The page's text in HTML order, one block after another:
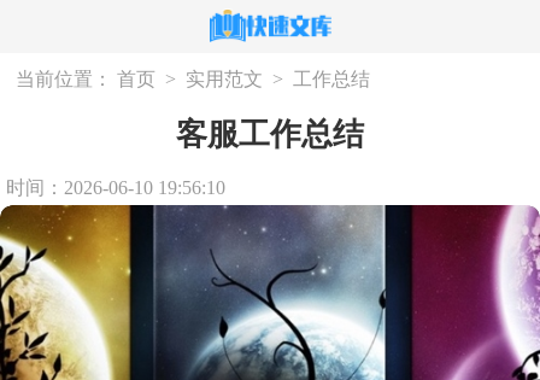
当前位置： 首页 > 实用范文 > 工作总结
客服工作总结
时间：2026-06-10 19:56:10